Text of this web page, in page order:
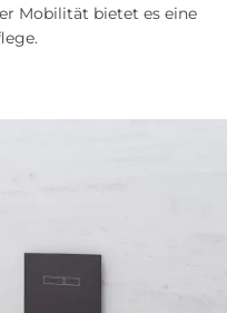
Mobilität bietet es eine